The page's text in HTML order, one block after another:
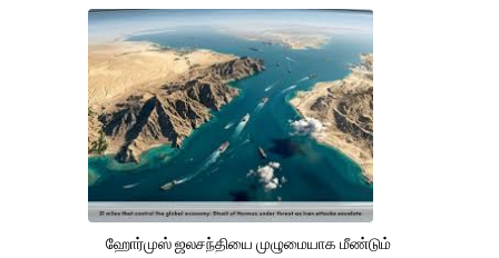
ஹோர்முஸ் ஜலசந்தியை முழுமையாக மீண்டும்